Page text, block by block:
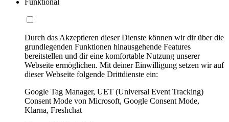
Durch das Akzeptieren dieser Dienste können wir dir über die
grundlegenden Funktionen hinausgehende Features
bereitstellen und dir eine komfortable Nutzung unserer
Webseite ermöglichen. Mit deiner Einwilligung setzen wir auf
dieser Webseite folgende Drittdienste ein:
Google Tag Manager, UET (Universal Event Tracking)
Consent Mode von Microsoft, Google Consent Mode,
Klarna, Freshchat